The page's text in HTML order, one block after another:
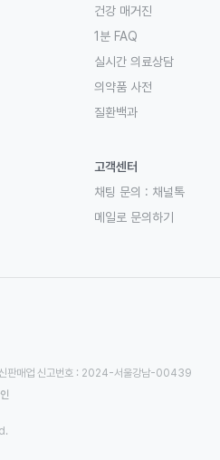
건강 매거진
1분 FAQ
실시간 의료상담
의약품 사전
질환백과
고객센터
채팅 문의 : 채널톡
메일로 문의하기
판매업 신고번호 : 2024-서울강남-00439